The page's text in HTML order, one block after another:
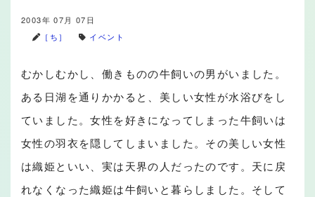
2003年 07月 07日
［ち］
イベント
むかしむかし、働きものの牛飼いの男がいました。
ある日湖を通りかかると、美しい女性が水浴びをし
ていました。女性を好きになってしまった牛飼いは
女性の羽衣を隠してしまいました。その美しい女性
は織姫といい、実は天界の人だったのです。天に戻
れなくなった織姫は牛飼いと暮らしました。そして